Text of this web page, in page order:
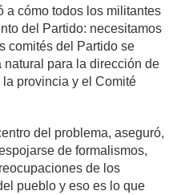
a cómo todos los militantes
del Partido: necesitamos
comités del Partido se
para la dirección de
provincia y el Comité
del problema, aseguró,
de formalismos,
de los
pueblo y eso es lo que